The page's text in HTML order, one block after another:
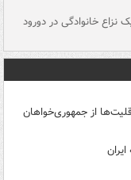
نزاع خانوادگی در دورود
از جمهوری‌خواهان